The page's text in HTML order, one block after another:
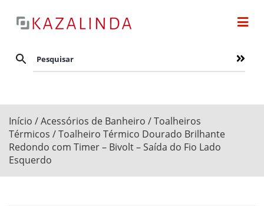
Início /Acessórios de Banheiro /Toalheiros
Térmicos / Toalheiro Térmico Dourado Brilhante
Redondo com Timer – Bivolt – Saída do Fio Lado
Esquerdo